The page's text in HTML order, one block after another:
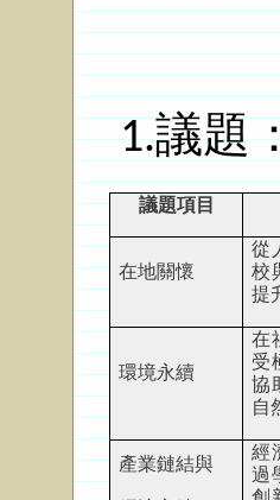
1.議題
議題項目
在地關懷
從
校
提
環境永續
在
受
協
自
產業鏈結與
經
過